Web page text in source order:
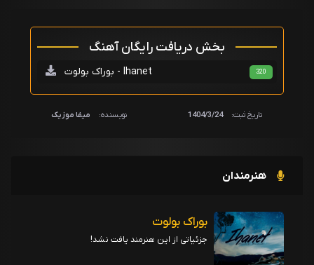
بخش دریافت رایگان آهنگ
بوراک بولوت - Ihanet 320
تاریخ ثبت: 1404/3/24 نویسنده: میفا موزیک
هنرمندان
بوراک بولوت
جزئیاتی از این هنرمند یافت نشد!